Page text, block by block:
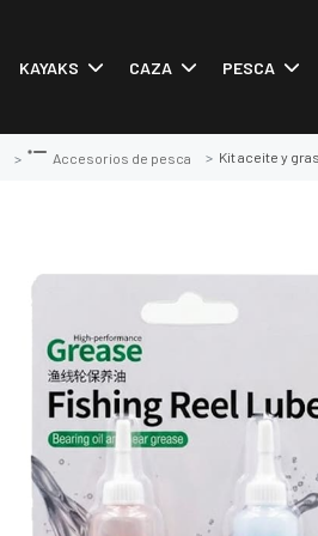
KAYAKS CAZA PESCA
Accesorios de pesca Kit aceite y